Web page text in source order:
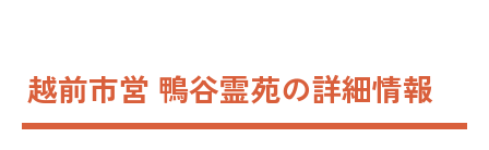
越前市営 鴨谷霊苑の詳細情報